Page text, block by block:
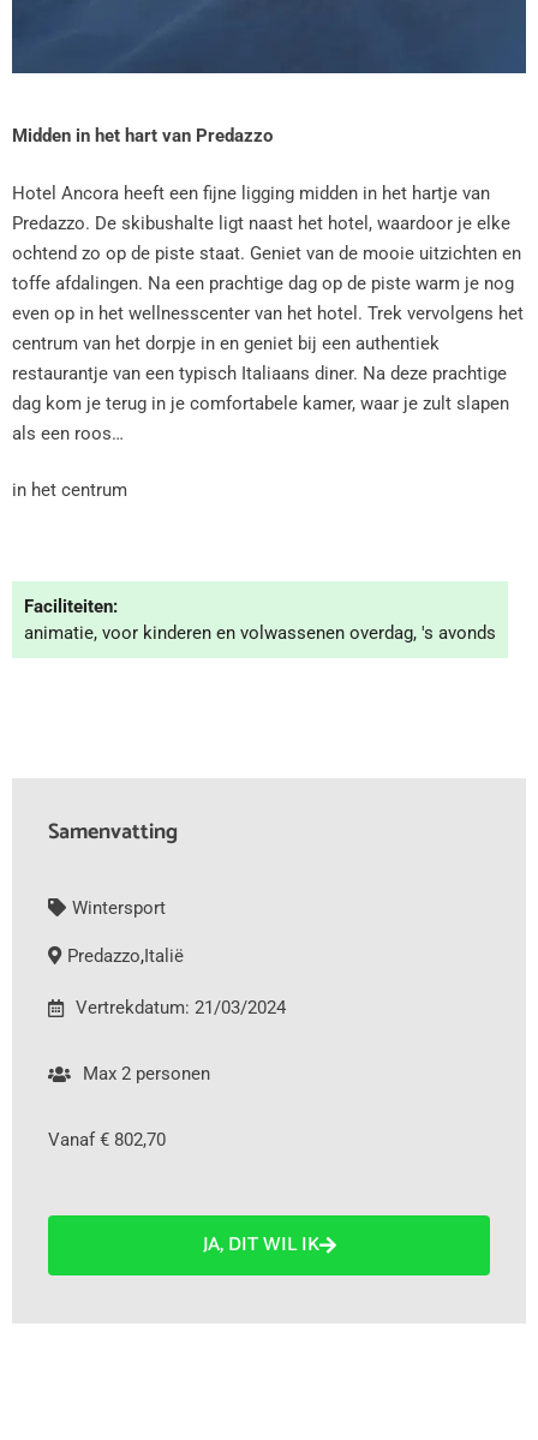
Midden in het hart van Predazzo
Hotel Ancora heeft een fijne ligging midden in het hartje van
Predazzo. De skibushalte ligt naast het hotel, waardoor je elke
ochtend zo op de piste staat. Geniet van de mooie uitzichten en
toffe afdalingen. Na een prachtige dag op de piste warm je nog
even op in het wellnesscenter van het hotel. Trek vervolgens het
centrum van het dorpje in en geniet bij een authentiek
restaurantje van een typisch Italiaans diner. Na deze prachtige
dag kom je terug in je comfortabele kamer, waar je zult slapen
als een roos…
in het centrum
Faciliteiten:
animatie, voor kinderen en volwassenen overdag, 's avonds
Samenvatting
Wintersport
Predazzo,Italië
Vertrekdatum: 21/03/2024
Max 2 personen
Vanaf € 802,70
JA, DIT WIL IK